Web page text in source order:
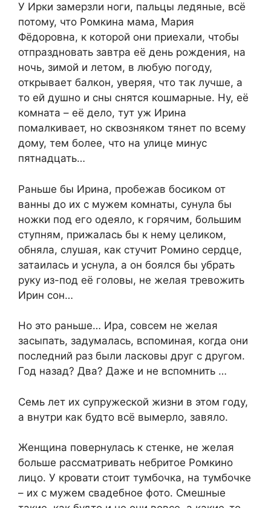
У Ирки замерзли ноги, пальцы ледяные, всё
потому, что Ромкина мама, Мария
Фёдоровна, к которой они приехали, чтобы
отпраздновать завтра её день рождения, на
ночь, зимой и летом, в любую погоду,
открывает балкон, уверяя, что так лучше, а
то ей душно и сны снятся кошмарные. Ну, её
комната – её дело, тут уж Ирина
помалкивает, но сквозняком тянет по всему
дому, тем более, что на улице минус
пятнадцать…
Раньше бы Ирина, пробежав босиком от
ванны до их с мужем комнаты, сунула бы
ножки под его одеяло, к горячим, большим
ступням, прижалась бы к нему целиком,
обняла, слушая, как стучит Ромино сердце,
затаилась и уснула, а он боялся бы убрать
руку из-под её головы, не желая тревожить
Ирин сон…
Но это раньше… Ира, совсем не желая
засыпать, задумалась, вспоминая, когда они
последний раз были ласковы друг с другом.
Год назад? Два? Даже и не вспомнить …
Семь лет их супружеской жизни в этом году,
а внутри как будто всё вымерло, завяло.
Женщина повернулась к стенке, не желая
больше рассматривать небритое Ромкино
лицо. У кровати стоит тумбочка, на тумбочке
– их с мужем свадебное фото. Смешные